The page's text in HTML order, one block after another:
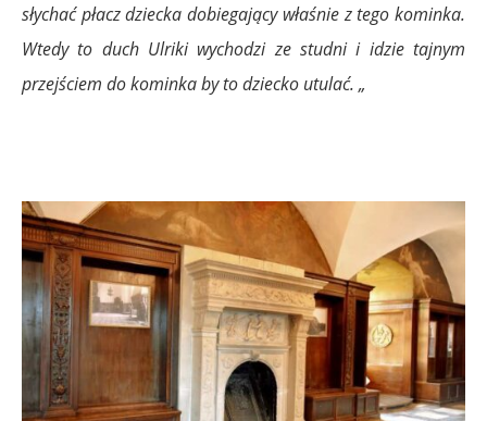
słychać płacz dziecka dobiegający właśnie z tego kominka.
Wtedy to duch Ulriki wychodzi ze studni i idzie tajnym
przejściem do kominka by to dziecko utulać. „